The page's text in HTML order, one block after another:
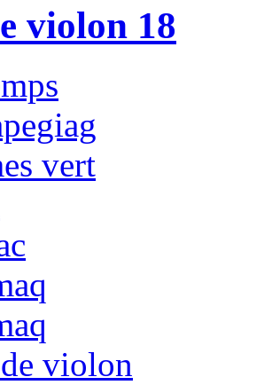
violon 18
vert
violon